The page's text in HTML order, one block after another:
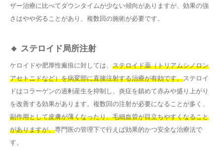
ザー治療に比べてダウンタイムが少ない傾向がありますが、効果の強
さはやや劣ることがあり、複数回の施術が必要です。
🔸 ステロイド局所注射
ケロイドや肥厚性瘢痕に対しては、 ステロイド薬（トリアムシノロン
アセトニドなど）を病変部に直接注射する治療が有効です。ステロイ
ドはコラーゲンの過剰産生を抑制し、炎症を鎮めて赤みや盛り上がり
を改善する効果があります。複数回の注射が必要になることが多く、
副作用として皮膚が薄くなったり、毛細血管が目立ちやすくなること
がありますが、専門医の管理下で行えば効果的かつ安全な治療法で
す。